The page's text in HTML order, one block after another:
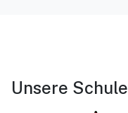
Unsere Schule